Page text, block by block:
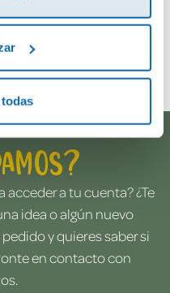
a tu cuenta? ¿Te
idea o algún nuevo
y quieres saber si
en contacto con